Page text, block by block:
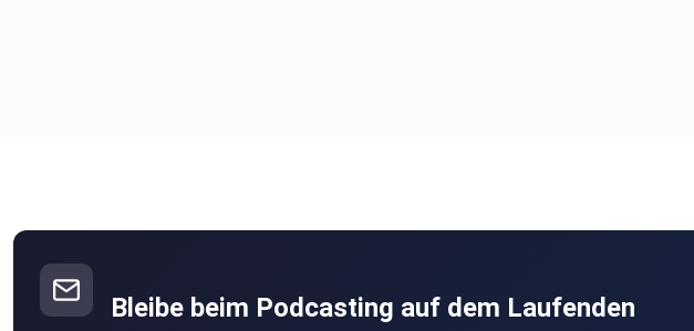
Bleibe beim Podcasting auf dem Laufenden